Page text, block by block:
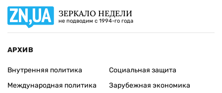
ЗЕРКАЛО НЕДЕЛИ
не подводим с 1994-го года
АРХИВ
Внутренняя политика
Международная политика
Социальная защита
Зарубежная экономика